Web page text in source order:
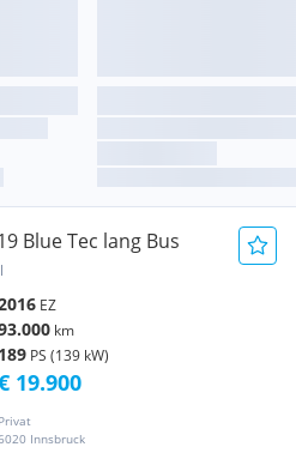
Blue Tec lang Bus
EZ
km
189 PS (139 kW)
Privat
Innsbruck
19.900